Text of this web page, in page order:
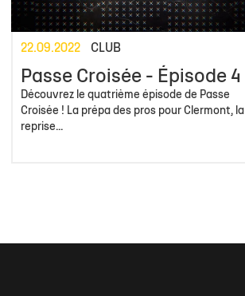
22.09.2022 CLUB
Passe Croisée - Épisode 4
Découvrez le quatrième épisode de Passe
Croisée ! La prépa des pros pour Clermont, la
reprise...